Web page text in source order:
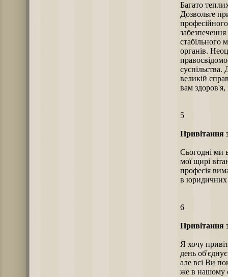
Багато
Дозвольте
забезпечення
стабільного
органів.
суспільства.
великій
вам здоров'я,
5
Привітання
Сьогодні ми
мої щирі
професія
в юридичних
6
Привітання
Я хочу
день
але всі Ви
же в нашому